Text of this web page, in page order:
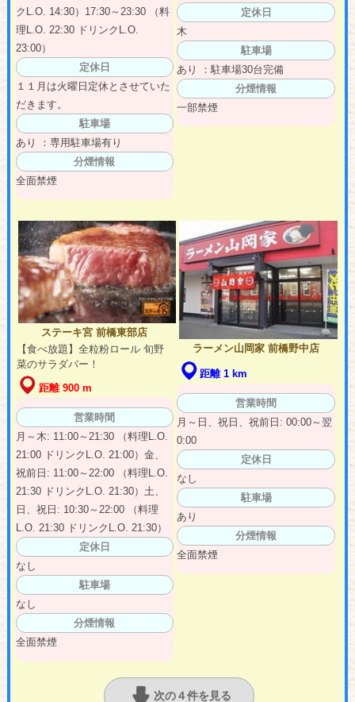
クL.O. 14:30）17:30～23:30 （料
理L.O. 22:30 ドリンクL.O.
23:00）
定休日
１１月は火曜日定休とさせていた
だきます。
駐車場
あり ：専用駐車場有り
分煙情報
全面禁煙
定休日
木
駐車場
あり ：駐車場30台完備
分煙情報
一部禁煙
ステーキ宮 前橋東部店
【食べ放題】全粒粉ロール 旬野
菜のサラダバー！
距離 900 m
営業時間
月～木: 11:00～21:30 （料理L.O.
21:00 ドリンクL.O. 21:00）金、
祝前日: 11:00～22:00 （料理L.O.
21:30 ドリンクL.O. 21:30）土、
日、祝日: 10:30～22:00 （料理
L.O. 21:30 ドリンクL.O. 21:30）
定休日
なし
駐車場
なし
分煙情報
全面禁煙
ラーメン山岡家 前橋野中店
距離 1 km
営業時間
月～日、祝日、祝前日: 00:00～翌
0:00
定休日
なし
駐車場
あり
分煙情報
全面禁煙
次の４件を見る